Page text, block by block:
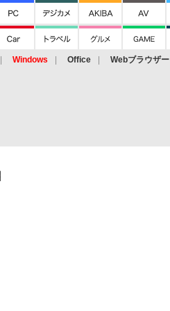
Windows Office Webブラウザー